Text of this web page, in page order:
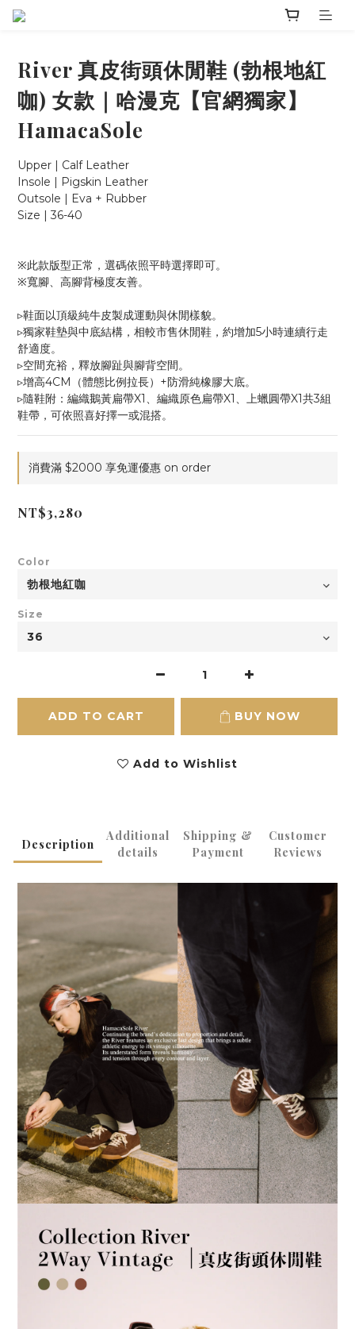
River 真皮街頭休閒鞋 (勃根地紅
咖) 女款｜哈漫克【官網獨家】
HamacaSole
Upper | Calf Leather
Insole | Pigskin Leather
Outsole | Eva + Rubber
Size | 36-40
※此款版型正常，選碼依照平時選擇即可。
※寬腳、高腳背極度友善。
▹鞋面以頂級純牛皮製成運動與休閒樣貌。
▹獨家鞋墊與中底結構，相較市售休閒鞋，約增加5小時連續行走
舒適度。
▹空間充裕，釋放腳趾與腳背空間。
▹增高4CM（體態比例拉長）+防滑純橡膠大底。
▹隨鞋附：編織鵝黃扁帶X1、編織原色扁帶X1、上蠟圓帶X1共3組
鞋帶，可依照喜好擇一或混搭。
消費滿 $2000 享免運優惠 on order
NT$3,280
Color
Size
ADD TO CART BUY NOW
Add to Wishlist
Description
Additional
details
Shipping &
Payment
Customer
Reviews